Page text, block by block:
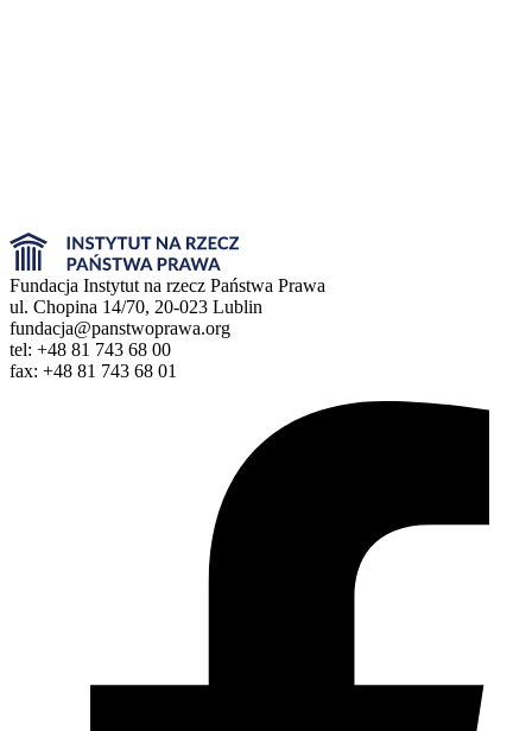
Fundacja Instytut na rzecz Państwa Prawa
ul. Chopina 14/70, 20-023 Lublin
fundacja@panstwoprawa.org
tel: +48 81 743 68 00
fax: +48 81 743 68 01